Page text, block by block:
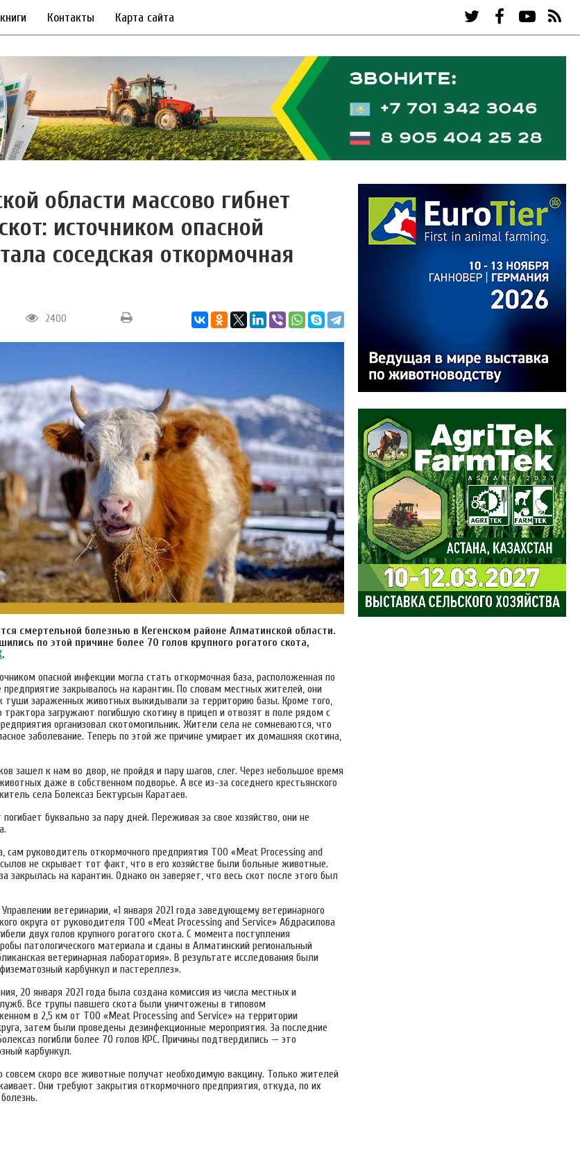
Контакты Карта сайта
области массово гибнет
источником опасной
соседская откормочная
2400
смертельной болезнью в Кегенском районе Алматинской области.
по этой причине более 70 голов крупного рогатого скота,
.
опасной инфекции могла стать откормочная база, расположенная по
предприятие закрывалось на карантин. По словам местных жителей, они
туши зараженных животных выкидывали за территорию базы. Кроме того,
загружают погибшую скотину в прицеп и отвозят в поле рядом с
организовал скотомогильник. Жители села не сомневаются, что
заболевание. Теперь по этой же причине умирает их домашняя скотина,
зашел к нам во двор, не пройдя и пару шагов, слег. Через небольшое время
даже в собственном подворье. А все из-за соседнего крестьянского
села Болексаз Бектурсын Каратаев.
буквально за пару дней. Переживая за свое хозяйство, они не
сам руководитель откормочного предприятия ТОО «Meat Processing and
не скрывает тот факт, что в его хозяйстве были больные животные.
закрылась на карантин. Однако он заверяет, что весь скот после этого был
ветеринарии, «1 января 2021 года заведующему ветеринарного
округа от руководителя ТОО «Meat Processing and Service» Абдрасилова
двух голов крупного рогатого скота. С момента поступления
патологического материала и сданы в Алматинский региональный
ветеринарная лаборатория». В результате исследования были
карбункул и пастереллез».
20 января 2021 года была создана комиссия из числа местных и
Все трупы павшего скота были уничтожены в типовом
в 2,5 км от ТОО «Meat Processing and Service» на территории
затем были проведены дезинфекционные мероприятия. За последние
погибли более 70 голов КРС. Причины подтвердились — это
карбункул.
скоро все животные получат необходимую вакцину. Только жителей
Они требуют закрытия откормочного предприятия, откуда, по их